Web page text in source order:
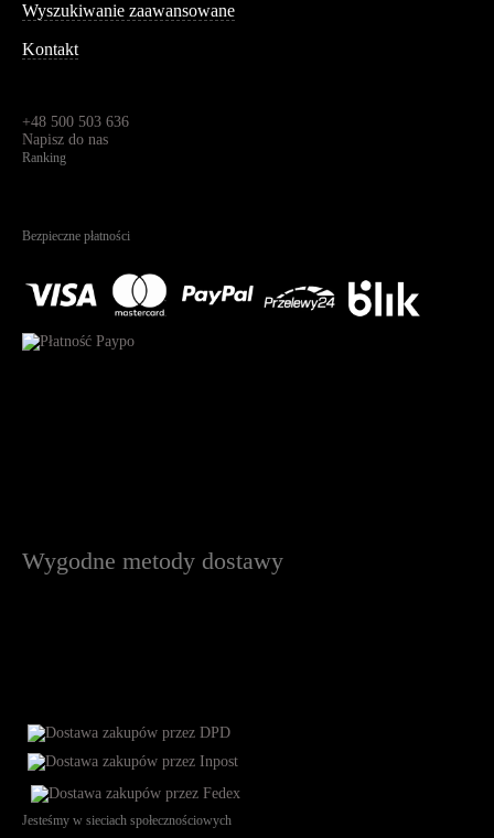
Wyszukiwanie zaawansowane
Kontakt
+48 500 503 636
Napisz do nas
Ranking
Bezpieczne płatności
Wygodne metody dostawy
Jesteśmy w sieciach społecznościowych